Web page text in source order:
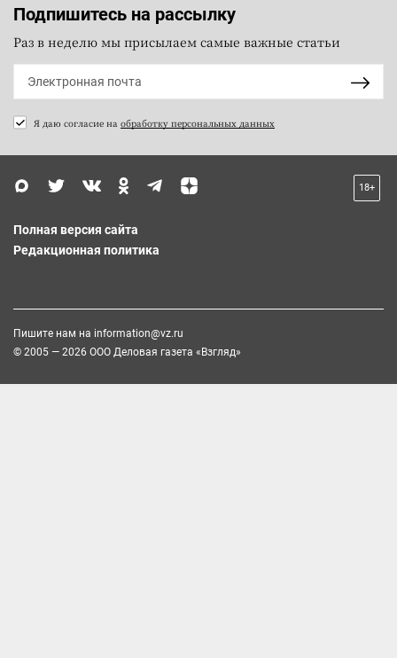
Подпишитесь на рассылку
Раз в неделю мы присылаем самые важные статьи
Я даю согласие на обработку персональных данных
18+
Полная версия сайта
Редакционная политика
Пишите нам на information@vz.ru
© 2005 — 2026 ООО Деловая газета «Взгляд»